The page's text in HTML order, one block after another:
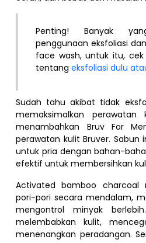
Penting! Banyak
penggunaan eksfoliasi
face wash, untuk itu, cek
tentangeksfoliasi dulu
Sudah tahu akibat tidak
memaksimalkan
menambahkan Bruv For
perawatan kulit Bruver. Sabun
untuk pria dengan bahan-
efektif untuk membersihkan
Activated bamboo charcoal
pori-pori secara mendalam,
mengontrol minyak
melembabkan kulit,
menenangkan peradangan.